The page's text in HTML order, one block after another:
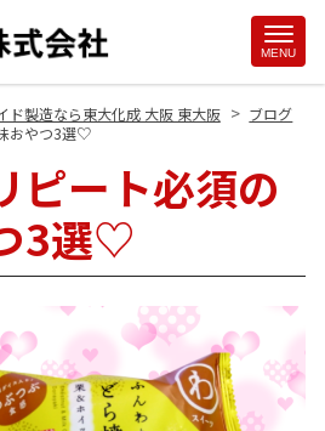
MENU
ド製造なら東大化成 大阪 東大阪 > ブログ
おやつ3選♡
ート必須の
3選♡